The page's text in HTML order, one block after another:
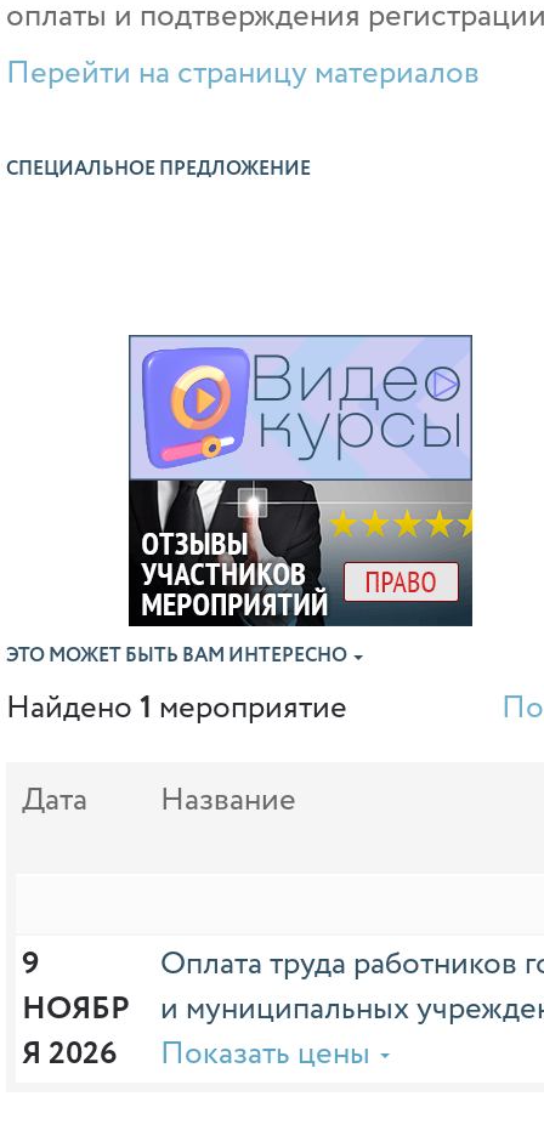
оплаты и подтверждения
Перейти на страницу материалов
СПЕЦИАЛЬНОЕ ПРЕДЛОЖЕНИЕ
ЭТО МОЖЕТ БЫТЬ ВАМ ИНТЕРЕСНО
Найдено1 мероприятие
Дата
Название
9
НОЯБР
Я 2026
Оплата труда работников
и муниципальных
Показать цены